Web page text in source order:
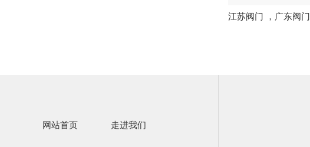
江苏阀门 ， 广东阀门
网站首页 走进我们